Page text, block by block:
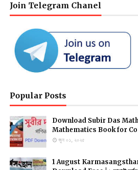
Join Telegram Chanel
Popular Posts
Download Subir Das
Mathematics Book for
জুন ০১, ২০২৫
1 August